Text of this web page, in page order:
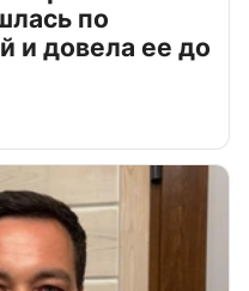
по
и довела ее до